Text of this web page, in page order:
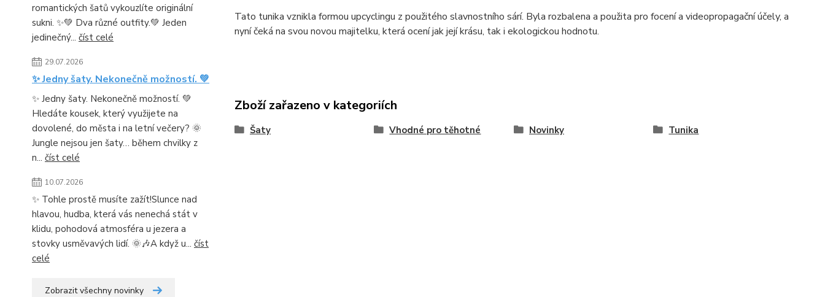
romantických šatů vykouzlíte originální
sukni. ✨💚 Dva různé outfity.💚 Jeden
jedinečný... číst celé
29.07.2026
✨ Jedny šaty. Nekonečně možností. 💚
✨ Jedny šaty. Nekonečně možností. 💚
Hledáte kousek, který využijete na
dovolené, do města i na letní večery? 🌞
Jungle nejsou jen šaty… během chvilky z
n... číst celé
10.07.2026
✨ Tohle prostě musíte zažít!Slunce nad
hlavou, hudba, která vás nenechá stát v
klidu, pohodová atmosféra u jezera a
stovky usměvavých lidí. 🌞🎶A když u... číst
celé
Zobrazit všechny novinky
Tato tunika vznikla formou upcyclingu z použitého slavnostního sárí. Byla rozbalena a použita pro focení a videopropagační účely, a
nyní čeká na svou novou majitelku, která ocení jak její krásu, tak i ekologickou hodnotu.
Zboží zařazeno v kategoriích
Šaty Vhodné pro těhotné Novinky Tunika